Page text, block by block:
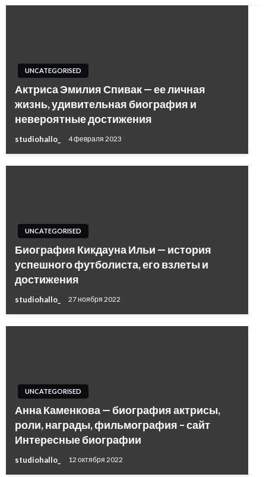
UNCATEGORISED
Актриса Эмилия Спивак — ее личная
жизнь, удивительная биография и
невероятные достижения
studiohallo_ 4 февраля 2023
UNCATEGORISED
Биография Кикдауна Ильи — история
успешного футболиста, его взлеты и
достижения
studiohallo_ 27 ноября 2022
UNCATEGORISED
Анна Каменкова — биография актрисы,
роли, награды, фильмография – сайт
Интересные биографии
studiohallo_ 12 октября 2022